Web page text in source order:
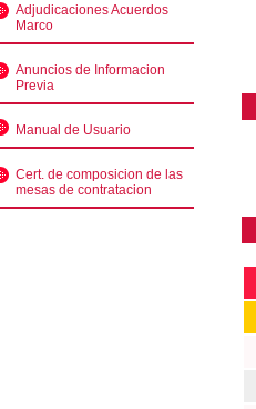
Adjudicaciones Acuerdos
Marco
Anuncios de Informacion
Previa
Manual de Usuario
Cert. de composicion de las
mesas de contratacion